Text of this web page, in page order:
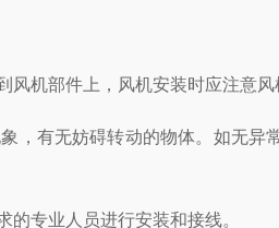
部件上，风机安装时应注意
有无妨碍转动的物体。如无异
专业人员进行安装和接线。